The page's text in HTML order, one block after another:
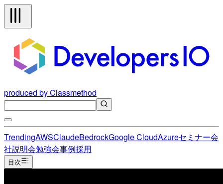
produced by Classmethod
TrendingAWSClaudeBedrockGoogle CloudAzureセミナー会
社説明会勉強会事例採用
目次